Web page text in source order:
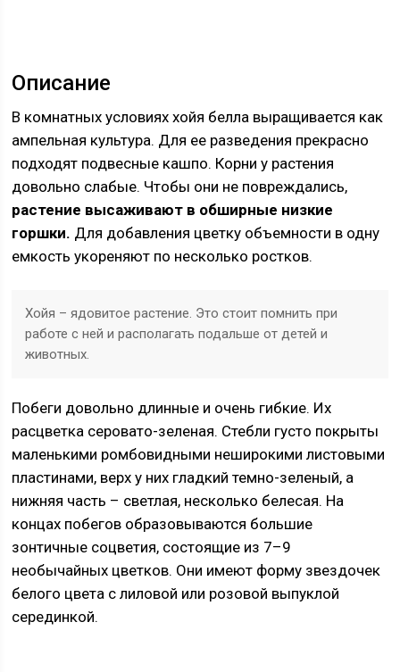
Описание
В комнатных условиях хойя белла выращивается как
ампельная культура. Для ее разведения прекрасно
подходят подвесные кашпо. Корни у растения
довольно слабые. Чтобы они не повреждались,
растение высаживают в обширные низкие
горшки. Для добавления цветку объемности в одну
емкость укореняют по несколько ростков.
Хойя – ядовитое растение. Это стоит помнить при
работе с ней и располагать подальше от детей и
животных.
Побеги довольно длинные и очень гибкие. Их
расцветка серовато-зеленая. Стебли густо покрыты
маленькими ромбовидными неширокими листовыми
пластинами, верх у них гладкий темно-зеленый, а
нижняя часть – светлая, несколько белесая. На
концах побегов образовываются большие
зонтичные соцветия, состоящие из 7–9
необычайных цветков. Они имеют форму звездочек
белого цвета с лиловой или розовой выпуклой
серединкой.